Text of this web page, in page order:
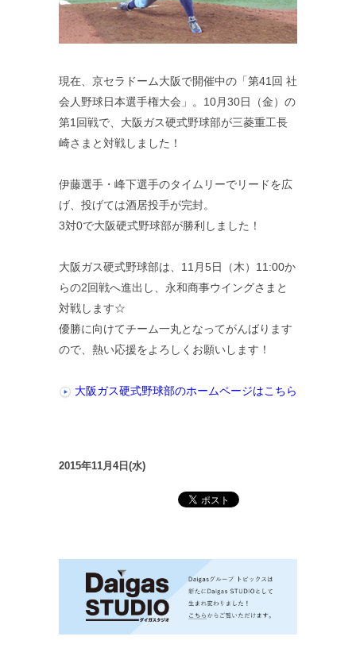
現在、京セラドーム大阪で開催中の「第41回 社
会人野球日本選手権大会」。10月30日（金）の
第1回戦で、大阪ガス硬式野球部が三菱重工長
崎さまと対戦しました！
伊藤選手・峰下選手のタイムリーでリードを広
げ、投げては酒居投手が完封。
3対0で大阪硬式野球部が勝利しました！
大阪ガス硬式野球部は、11月5日（木）11:00か
らの2回戦へ進出し、永和商事ウイングさまと
対戦します☆
優勝に向けてチーム一丸となってがんばります
ので、熱い応援をよろしくお願いします！
大阪ガス硬式野球部のホームページはこちら
2015年11月4日(水)